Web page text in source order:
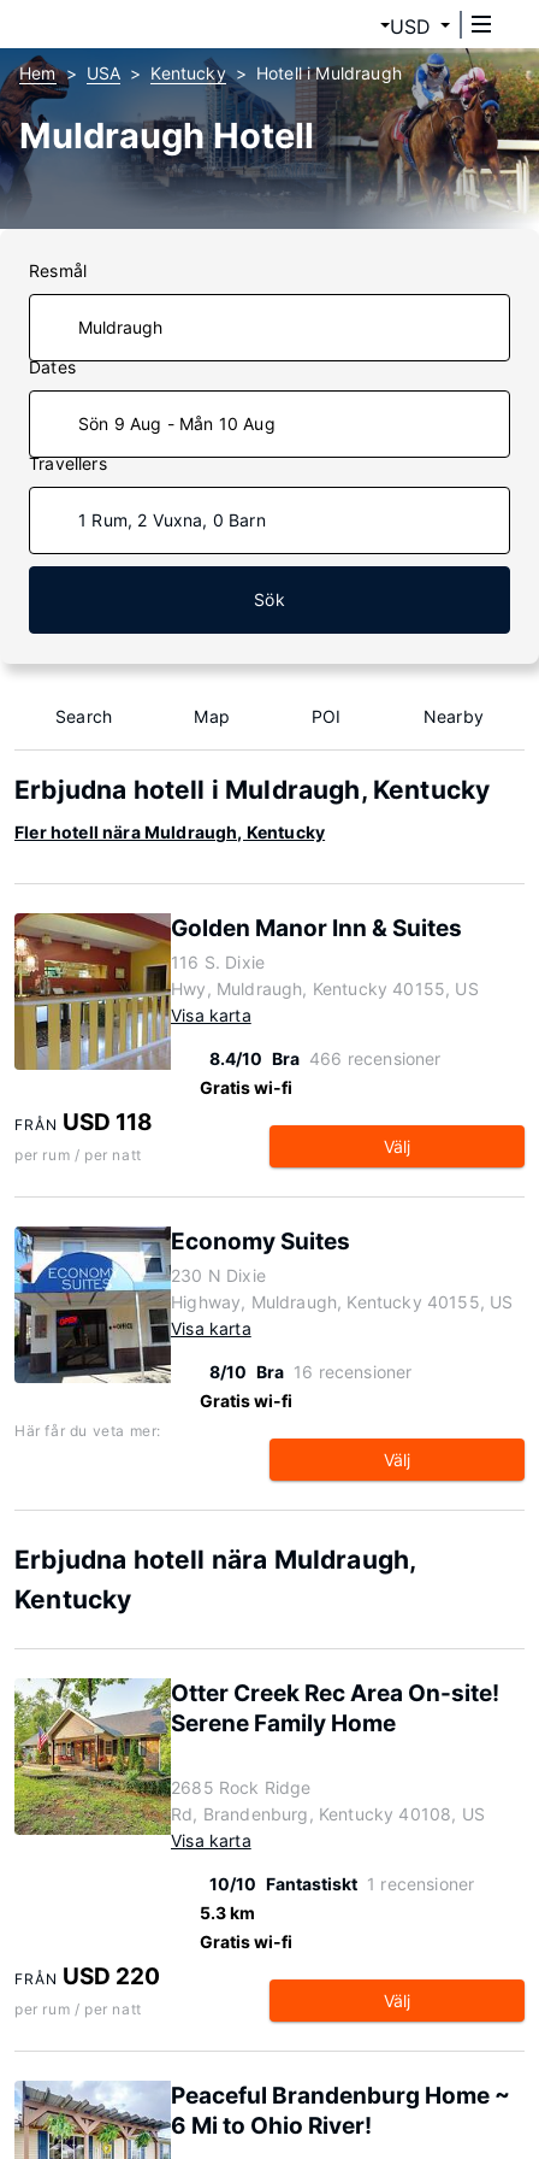
USD
Hem USA Kentucky Hotell i Muldraugh
Muldraugh Hotell
Resmål
Dates
Sön 9 Aug - Mån 10 Aug
Travellers
1 Rum, 2 Vuxna, 0 Barn
Sök
Search Map POI Nearby
Erbjudna hotell i Muldraugh, Kentucky
Fler hotell nära Muldraugh, Kentucky
Golden Manor Inn & Suites
116 S. Dixie
Hwy, Muldraugh, Kentucky 40155, US
Visa karta
8.4/10 Bra 466 recensioner
Gratis wi-fi
FRÅN USD 118
per rum / per natt Välj
Economy Suites
230 N Dixie
Highway, Muldraugh, Kentucky 40155, US
Visa karta
8/10 Bra 16 recensioner
Gratis wi-fi
Här får du veta mer:
Välj
Erbjudna hotell nära Muldraugh,
Kentucky
Otter Creek Rec Area On-site!
Serene Family Home
2685 Rock Ridge
Rd, Brandenburg, Kentucky 40108, US
Visa karta
10/10 Fantastiskt 1 recensioner
5.3 km
Gratis wi-fi
FRÅN USD 220
per rum / per natt Välj
Peaceful Brandenburg Home ~
6 Mi to Ohio River!